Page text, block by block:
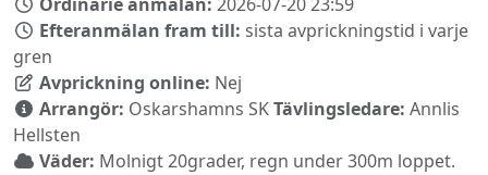
Ordinarie anmälan: 2026-07-20 23:59
Efteranmälan fram till: sista avprickningstid i varje
gren
Avprickning online: Nej
Arrangör: Oskarshamns SKTävlingsledare: Annlis
Hellsten
Väder: Molnigt 20grader, regn under 300m loppet.